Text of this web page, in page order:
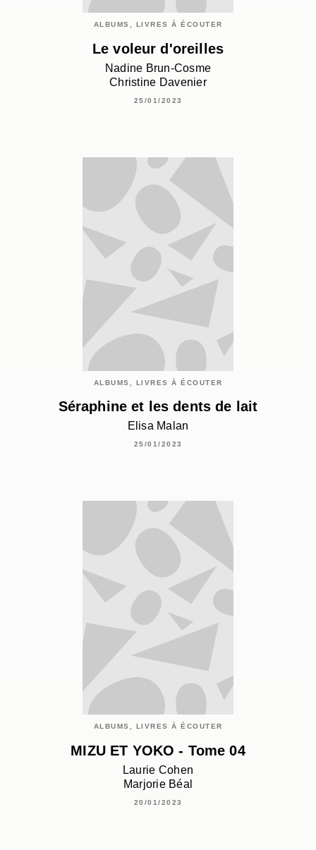
ALBUMS, LIVRES À ÉCOUTER
Le voleur d'oreilles
Nadine Brun-Cosme
Christine Davenier
25/01/2023
ALBUMS, LIVRES À ÉCOUTER
Séraphine et les dents de lait
Elisa Malan
25/01/2023
ALBUMS, LIVRES À ÉCOUTER
MIZU ET YOKO - Tome 04
Laurie Cohen
Marjorie Béal
20/01/2023